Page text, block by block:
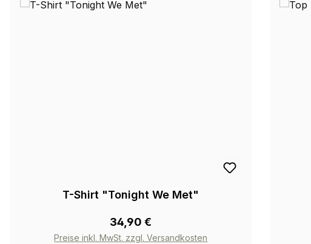
T-Shirt "Tonight We Met"
34,90 €
Preise inkl. MwSt. zzgl. Versandkosten